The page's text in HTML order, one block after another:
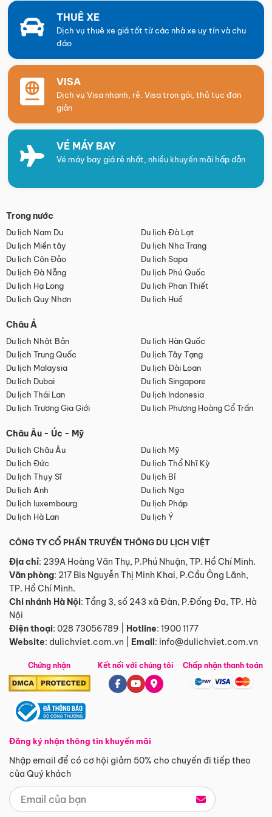
THUÊ XE
Dịch vụ thuê xe giá tốt từ các nhà xe uy tín và chu
đáo
VISA
Dịch vụ Visa nhanh, rẻ. Visa trọn gói, thủ tục đơn
giản
VÉ MÁY BAY
Vé máy bay giá rẻ nhất, nhiều khuyến mãi hấp dẫn
Trong nước
Du lịch Nam Du
Du lịch Đà Lạt
Du lịch Miền tây
Du lịch Nha Trang
Du lịch Côn Đảo
Du lịch Sapa
Du lịch Đà Nẵng
Du lịch Phú Quốc
Du lịch Hạ Long
Du lịch Phan Thiết
Du lịch Quy Nhơn
Du lịch Huế
Châu Á
Du lịch Nhật Bản
Du lịch Hàn Quốc
Du lịch Trung Quốc
Du lịch Tây Tạng
Du lịch Malaysia
Du lịch Đài Loan
Du lịch Dubai
Du lịch Singapore
Du lịch Thái Lan
Du lịch Indonesia
Du lịch Trương Gia Giới
Du lịch Phượng Hoàng Cổ Trấn
Châu Âu - Úc - Mỹ
Du lịch Châu Âu
Du lịch Mỹ
Du lịch Đức
Du lịch Thổ Nhĩ Kỳ
Du lịch Thụy Sĩ
Du lịch Bỉ
Du lịch Anh
Du lịch Nga
Du lịch luxembourg
Du lịch Pháp
Du lịch Hà Lan
Du lịch Ý
CÔNG TY CỔ PHẦN TRUYỀN THÔNG DU LỊCH VIỆT
Địa chỉ: 239A Hoàng Văn Thụ, P.Phú Nhuận, TP. Hồ Chí Minh.
Văn phòng: 217 Bis Nguyễn Thị Minh Khai, P.Cầu Ông Lãnh,
TP. Hồ Chí Minh.
Chi nhánh Hà Nội: Tầng 3, số 243 xã Đàn, P.Đống Đa, TP. Hà
Nội
Điện thoại: 028 73056789 Hotline: 1900 1177
Website: dulichviet.com.vn Email: info@dulichviet.com.vn
Chứng nhận
Đăng ký nhận thông tin khuyến mãi
Nhập email để có cơ hội giảm 50% cho chuyến đi tiếp theo
của Quý khách
Kết nối với chúng tôi Chấp nhận thanh toán